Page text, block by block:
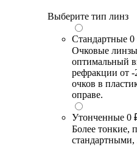
Выберите тип линз
Стандартные 0
Очковые
оптимальный
рефракции от -
очков в
оправе.
Утонченные 0
Более тонкие,
стандартными,